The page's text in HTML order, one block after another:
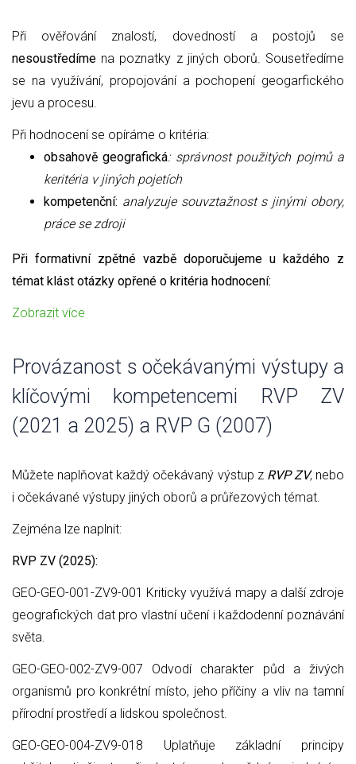
Při ověřování znalostí, dovedností a postojů se
nesoustředíme na poznatky z jiných oborů. Sousetředíme
se na využívání, propojování a pochopení geogarfického
jevu a procesu.
Při hodnocení se opíráme o kritéria:
obsahově geografická: správnost použitých pojmů a
keritéria v jiných pojetích
kompetenční: analyzuje souvztažnost s jinými obory,
práce se zdroji
Při formativní zpětné vazbě doporučujeme u každého z
témat klást otázky opřené o kritéria hodnocení:
Zobrazit více
Provázanost s očekávanými výstupy a
klíčovými kompetencemi RVP ZV
(2021 a 2025) a RVP G (2007)
Můžete naplňovat každý očekávaný výstup z RVP ZV, nebo
i očekávané výstupy jiných oborů a průřezových témat.
Zejména lze naplnit:
RVP ZV (2025):
GEO-GEO-001-ZV9-001 Kriticky využívá mapy a další zdroje
geografických dat pro vlastní učení i každodenní poznávání
světa.
GEO-GEO-002-ZV9-007 Odvodí charakter půd a živých
organismů pro konkrétní místo, jeho příčiny a vliv na tamní
přírodní prostředí a lidskou společnost.
GEO-GEO-004-ZV9-018 Uplatňuje základní principy